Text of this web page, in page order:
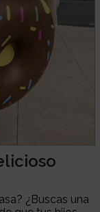
¿Buscas una